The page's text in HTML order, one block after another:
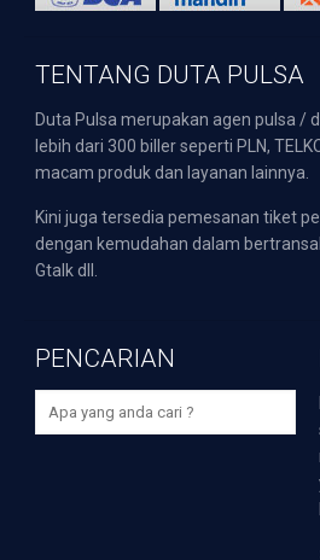
TENTANG DUTA PULSA
Duta Pulsa merupakan agen pulsa /
lebih dari 300 biller seperti PLN,
macam produk dan layanan lainnya.
Kini juga tersedia pemesanan tiket
dengan kemudahan dalam
Gtalk dll.
PENCARIAN